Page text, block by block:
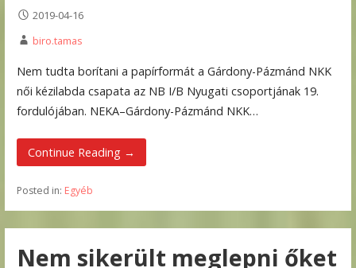
2019-04-16
biro.tamas
Nem tudta borítani a papírformát a Gárdony-Pázmánd NKK
női kézilabda csapata az NB I/B Nyugati csoportjának 19.
fordulójában. NEKA–Gárdony-Pázmánd NKK…
Continue Reading →
Posted in: Egyéb
Nem sikerült meglepni őket